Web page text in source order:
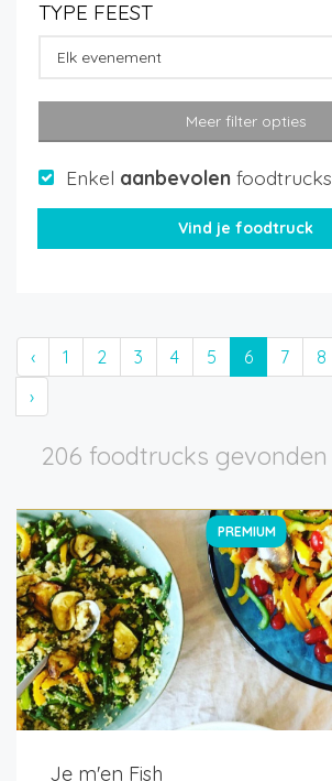
TYPE FEEST
Elk evenement
Meer filter opties
Enkel aanbevolen foodtrucks
‹ 1 2 3 4 5 6 7 8
›
206 foodtrucks gevonden
PREMIUM
Je m'en Fish